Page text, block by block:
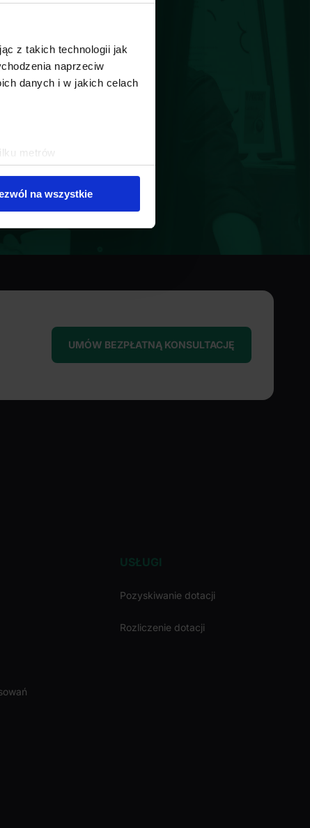
z takich technologii jak
naprzeciw
danych i w jakich celach
metrów
(fingerprinting, czyli
od Ciebie lub
na wszystkie
UMÓW BEZPŁATNĄ KONSULTACJĘ
USŁUGI
Pozyskiwanie dotacji
Rozliczenie dotacji